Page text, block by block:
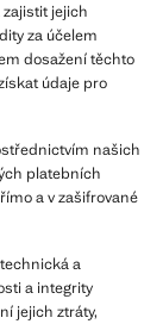
jejich
za účelem
dosažení těchto
údaje pro
našich
platebních
a v zašifrované
a
a integrity
jejich ztráty,